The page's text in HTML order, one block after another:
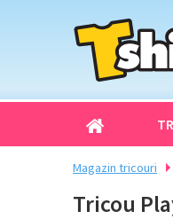
Magazin tricouri
Tricou